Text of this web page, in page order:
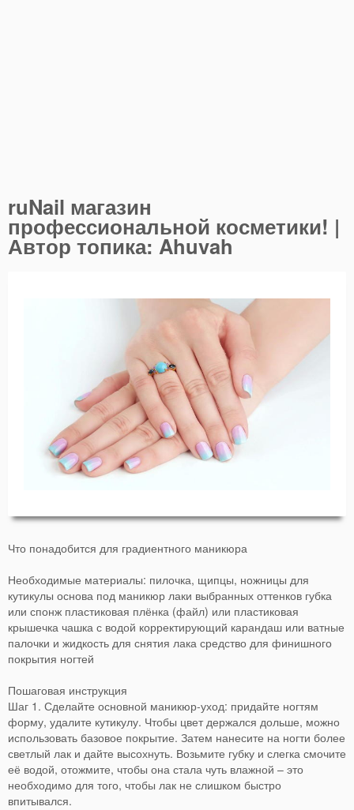
ruNail магазин
профессиональной косметики! |
Автор топика: Ahuvah
Что понадобится для градиентного маникюра
Необходимые материалы: пилочка, щипцы, ножницы для
кутикулы основа под маникюр лаки выбранных оттенков губка
или спонж пластиковая плёнка (файл) или пластиковая
крышечка чашка с водой корректирующий карандаш или ватные
палочки и жидкость для снятия лака средство для финишного
покрытия ногтей
Пошаговая инструкция
Шаг 1. Сделайте основной маникюр-уход: придайте ногтям
форму, удалите кутикулу. Чтобы цвет держался дольше, можно
использовать базовое покрытие. Затем нанесите на ногти более
светлый лак и дайте высохнуть. Возьмите губку и слегка смочите
её водой, отожмите, чтобы она стала чуть влажной – это
необходимо для того, чтобы лак не слишком быстро
впитывался.